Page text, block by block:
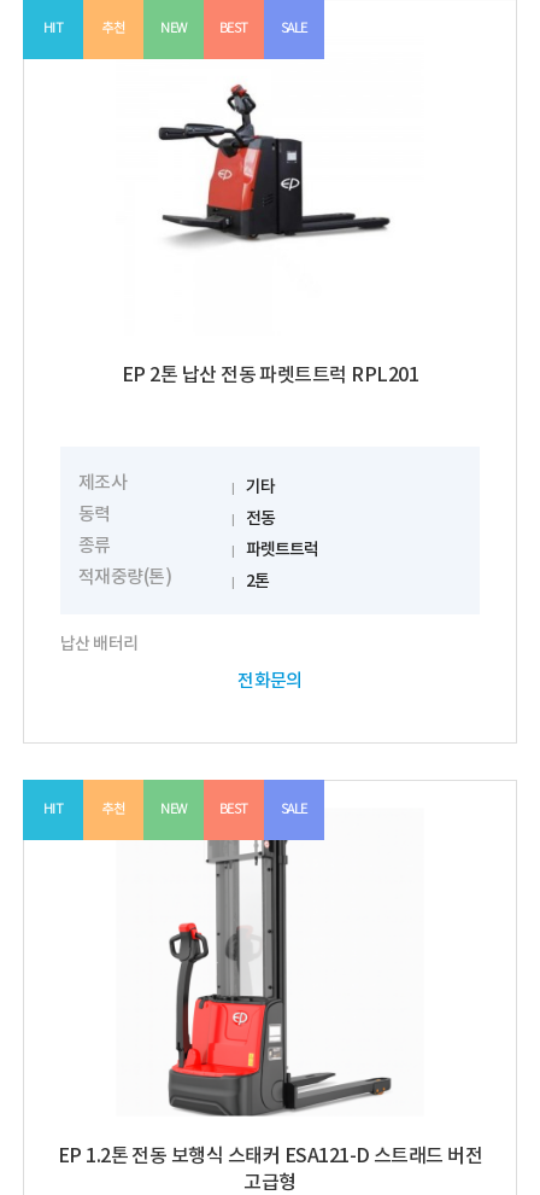
EP 2톤 납산 전동 파렛트트럭 RPL201
제조사
기타
동력
전동
종류
파렛트트럭
적재중량(톤)
2톤
납산 배터리
전화문의
HIT 추천 NEW BEST SALE
EP 1.2톤 전동 보행식 스태커 ESA121-D 스트래드 버전
고급형
HIT 추천 NEW BEST SALE